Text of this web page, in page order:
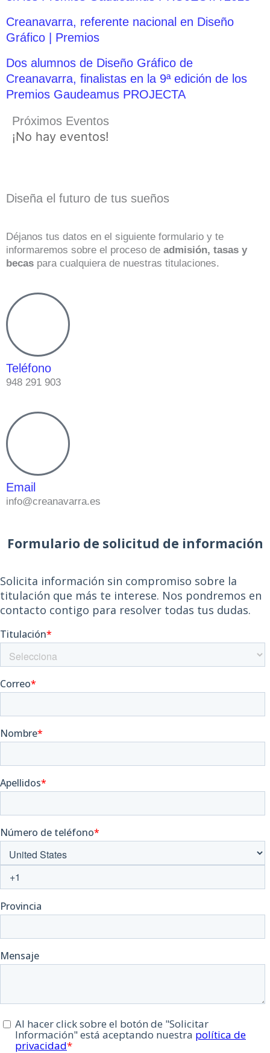
Creanavarra, referente nacional en Diseño
Gráfico | Premios
Dos alumnos de Diseño Gráfico de
Creanavarra, finalistas en la 9ª edición de los
Premios Gaudeamus PROJECTA
Próximos Eventos
¡No hay eventos!
Diseña el futuro de tus sueños
Déjanos tus datos en el siguiente formulario y te
informaremos sobre el proceso de admisión, tasas y
becas para cualquiera de nuestras titulaciones.
Teléfono
948 291 903
Email
info@creanavarra.es